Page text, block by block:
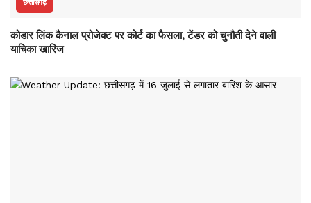
छत्तीसगढ़
कोडार लिंक कैनाल प्रोजेक्ट पर कोर्ट का फैसला, टेंडर को चुनौती देने वाली
याचिका खारिज